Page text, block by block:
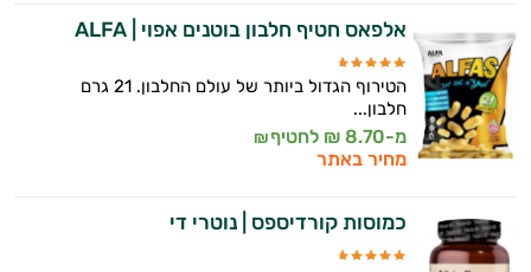
אלפאס חטיף חלבון בוטנים אפוי | ALFA
הטירוף הגדול ביותר של עולם החלבון. 21 גרם
חלבון...
מ-8.70 ₪ לחטיף ₪
מחיר באתר
כמוסות קורדיספס | נוטרי די